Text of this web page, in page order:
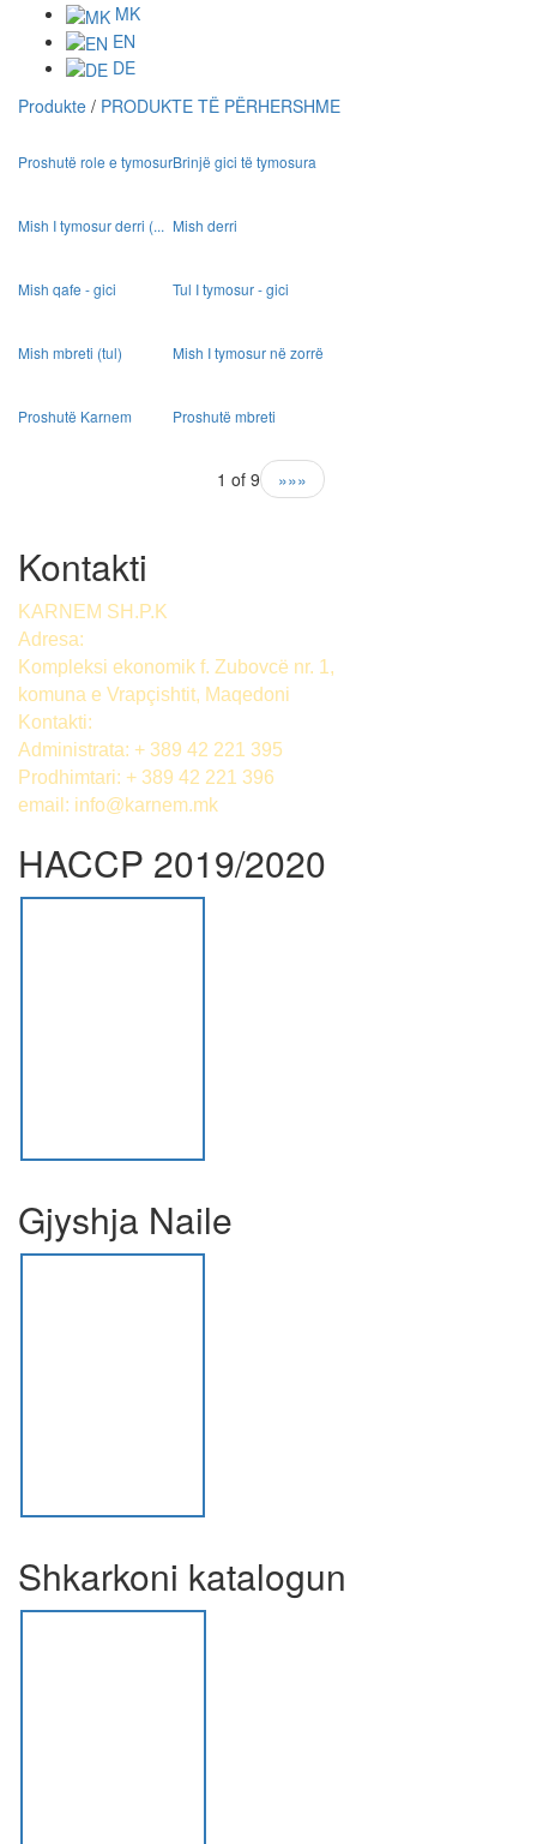
MK
EN
DE
Produkte / PRODUKTE TË PËRHERSHME
Proshutë role e tymosurBrinjë gici të tymosura
Mish I tymosur derri (... Mish derri
Mish qafe - gici Tul I tymosur - gici
Mish mbreti (tul) Mish I tymosur në zorrë
Proshutë Karnem Proshutë mbreti
1 of 9 »»»
Kontakti
KARNEM SH.P.K
Adresa:
Kompleksi ekonomik f. Zubovcë nr. 1,
komuna е Vrapçishtit, Maqedoni
Kontakti:
Administrata: + 389 42 221 395
Prodhimtari: + 389 42 221 396
email: info@karnem.mk
HACCP 2019/2020
Gjyshja Naile
Shkarkoni katalogun